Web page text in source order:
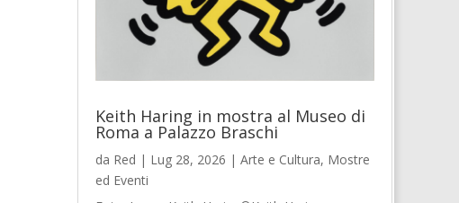
Keith Haring in mostra al Museo di
Roma a Palazzo Braschi
da Red | Lug 28, 2026 |Arte e Cultura, Mostre
ed Eventi